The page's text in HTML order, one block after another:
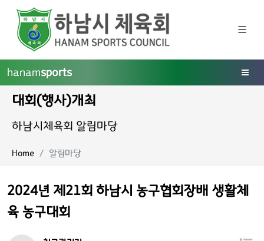
hanamsports
대회(행사)개최
하남시체육회 알림마당
Home 알림마당
2024년 제21회 하남시 농구협회장배 생활체
육 농구대회